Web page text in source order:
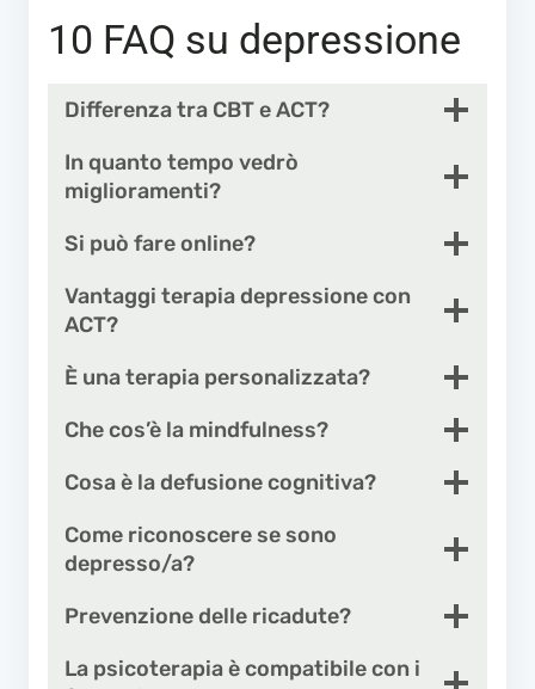
10 FAQ su depressione
Differenza tra CBT e ACT?
In quanto tempo vedrò
miglioramenti?
Si può fare online?
Vantaggi terapia depressione con
ACT?
È una terapia personalizzata?
Che cos’è la mindfulness?
Cosa è la defusione cognitiva?
Come riconoscere se sono
depresso/a?
Prevenzione delle ricadute?
La psicoterapia è compatibile con i